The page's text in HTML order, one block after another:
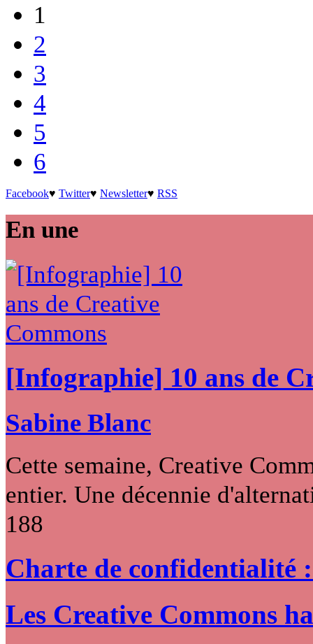
1
2
3
4
5
6
Facebook♥ Twitter♥ Newsletter♥ RSS
En une
[Infographie] 10 ans de
Sabine Blanc
Cette semaine, Creative
entier. Une décennie
188
Charte de confidentialité
Les Creative Commons